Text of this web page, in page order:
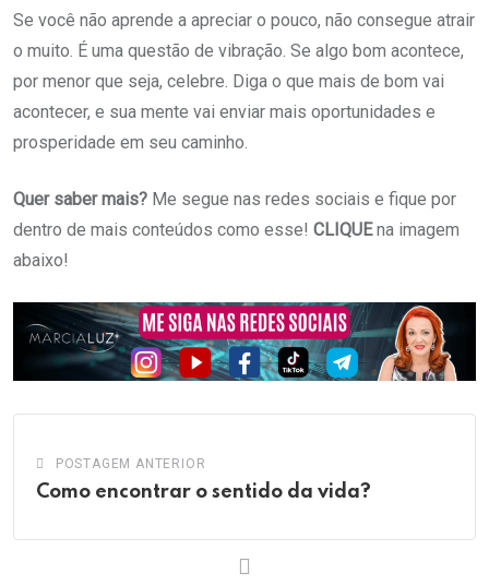
Se você não aprende a apreciar o pouco, não consegue atrair
o muito. É uma questão de vibração. Se algo bom acontece,
por menor que seja, celebre. Diga o que mais de bom vai
acontecer, e sua mente vai enviar mais oportunidades e
prosperidade em seu caminho.
Quer saber mais? Me segue nas redes sociais e fique por
dentro de mais conteúdos como esse! CLIQUEna imagem
abaixo!
POSTAGEM ANTERIOR
Como encontrar o sentido da vida?